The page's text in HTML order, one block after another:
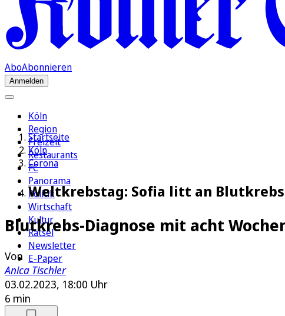
AboAbonnieren
Anmelden
Köln
Region
Freizeit
Restaurants
FC
Panorama
Politik
Wirtschaft
Kultur
Rätsel
Newsletter
E-Paper
Startseite
Köln
Corona
Weltkrebstag: Sofia litt an
Blutkrebs-Diagnose mit acht
Von
Anica Tischler
03.02.2023, 18:00 Uhr
6 min